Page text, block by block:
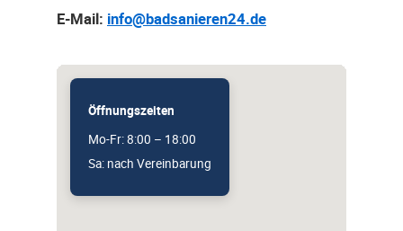
E-Mail: info@badsanieren24.de
Öffnungszeiten
Mo-Fr: 8:00 – 18:00
Sa: nach Vereinbarung